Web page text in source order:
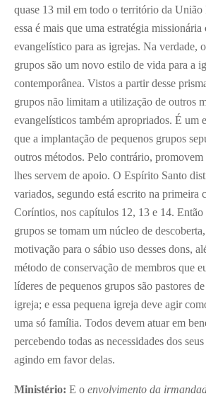
quase 13 mil em todo o território da União
essa é mais que uma estratégia
evangelístico para as igrejas. Na verdade,
grupos são um novo estilo de vida para a
contemporânea. Vistos a partir desse
grupos não limitam a utilização de outros
evangelísticos também apropriados. É um
que a implantação de pequenos grupos
outros métodos. Pelo contrário, promovem
lhes servem de apoio. O Espírito Santo
variados, segundo está escrito na primeira
Coríntios, nos capítulos 12, 13 e 14. Então
grupos se tomam um núcleo de
motivação para o sábio uso desses dons,
método de conservação de membros que
líderes de pequenos grupos são pastores
igreja; e essa pequena igreja deve agir
uma só família. Todos devem atuar em
percebendo todas as necessidades dos
agindo em favor delas.
Ministério: E o envolvimento da